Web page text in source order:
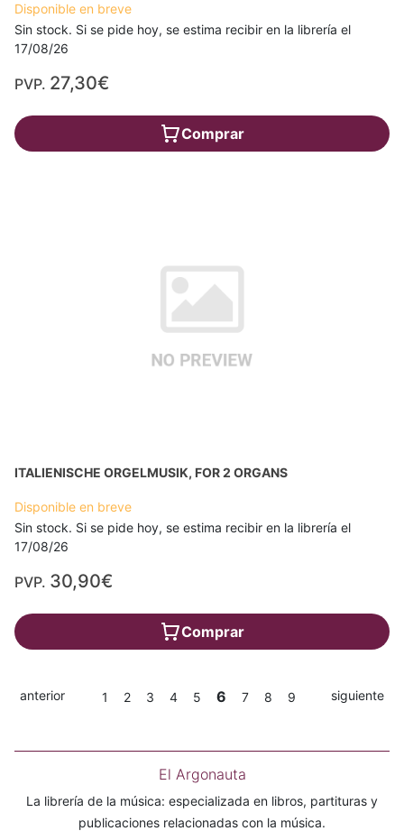
Disponible en breve
Sin stock. Si se pide hoy, se estima recibir en la librería el
17/08/26
PVP. 27,30€
Comprar
ITALIENISCHE ORGELMUSIK, FOR 2 ORGANS
Disponible en breve
Sin stock. Si se pide hoy, se estima recibir en la librería el
17/08/26
PVP. 30,90€
Comprar
anterior 1 2 3 4 5 6 7 8 9 siguiente
El Argonauta
La librería de la música: especializada en libros, partituras y
publicaciones relacionadas con la música.